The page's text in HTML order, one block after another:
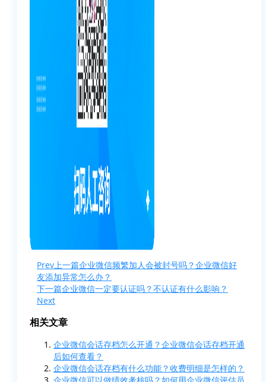
Prev 上一篇企业微信频繁加人会被封号吗？企业微信好
友添加异常怎么办？
下一篇企业微信一定要认证吗？不认证有什么影响？
Next
相关文章
企业微信会话存档怎么开通？企业微信会话存档开通
后如何查看？
企业微信会话存档有什么功能？收费明细是怎样的？
企业微信可以做绩效考核吗？如何用企业微信评估员